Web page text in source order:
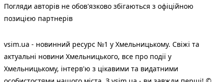
Погляди авторів не обов'язково збігаються з офіційною
позицією партнерів
vsim.ua - новинний ресурс №1 у Хмельницькому. Свіжі та
актуальні новини Хмельницького, все про події у
Хмельницькому, інтерв'ю з цікавими та видатними